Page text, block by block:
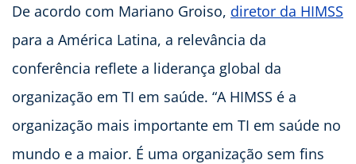
De acordo com Mariano Groiso, diretor da HIMSS
para a América Latina, a relevância da
conferência reflete a liderança global da
organização em TI em saúde. “A HIMSS é a
organização mais importante em TI em saúde no
mundo e a maior. É uma organização sem fins